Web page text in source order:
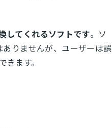
してくれるソフトです。ソ
りませんが、ユーザーは誤
ます。